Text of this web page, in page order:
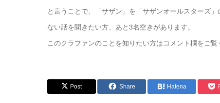
と言うことで、「サザン」を「サザンオールスターズ
ない話を聞きたい方、あと3名空きがあります。
このクラファンのことを知りたい方はコメント欄をご覧
Post Share Hatena